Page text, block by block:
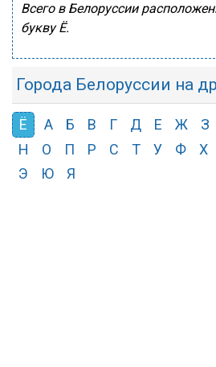
Всего в Белоруссии
букву Ё.
Города Белоруссии на
Ё А Б В Г Д Е Ж З
Н
О П Р С Т У Ф Х
Э
Ю Я